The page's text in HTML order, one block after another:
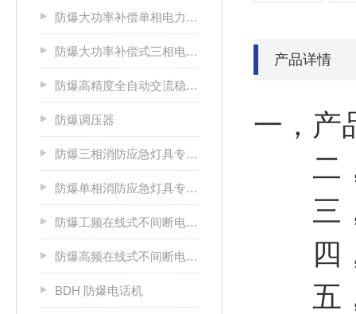
防爆大功率补偿单相电力稳压器
防爆大功率补偿式三相电力稳压器
防爆高精度全自动交流稳压电源
防爆调压器
防爆三相消防应急灯具专用应急电源箱
防爆单相消防应急灯具专用应急电源箱
防爆工频在线式不间断电源箱
防爆高频在线式不间断电源箱
BDH 防爆电话机
产品详情
一，产
二，
三，
四，
五，